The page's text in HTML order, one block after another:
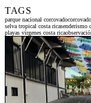
TAGS
parque nacional corcovado
selva tropical costa ricasenderismo
playas vírgenes costa rica